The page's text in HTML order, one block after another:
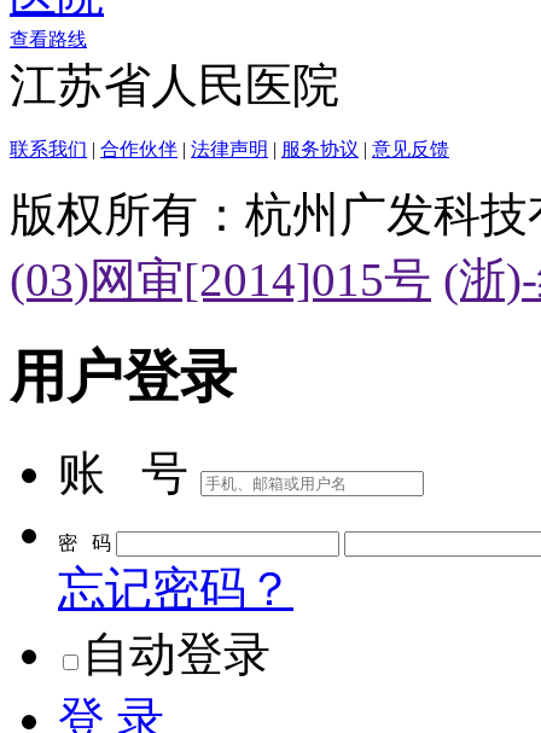
查看路线
江苏省人民医院
联系我们 | 合作伙伴 | 法律声明 | 服务协议 | 意见反馈
版权所有：杭州广发科
(03)网审[2014]015号 (浙
用户登录
账 号
密 码
忘记密码？
自动登录
登 录